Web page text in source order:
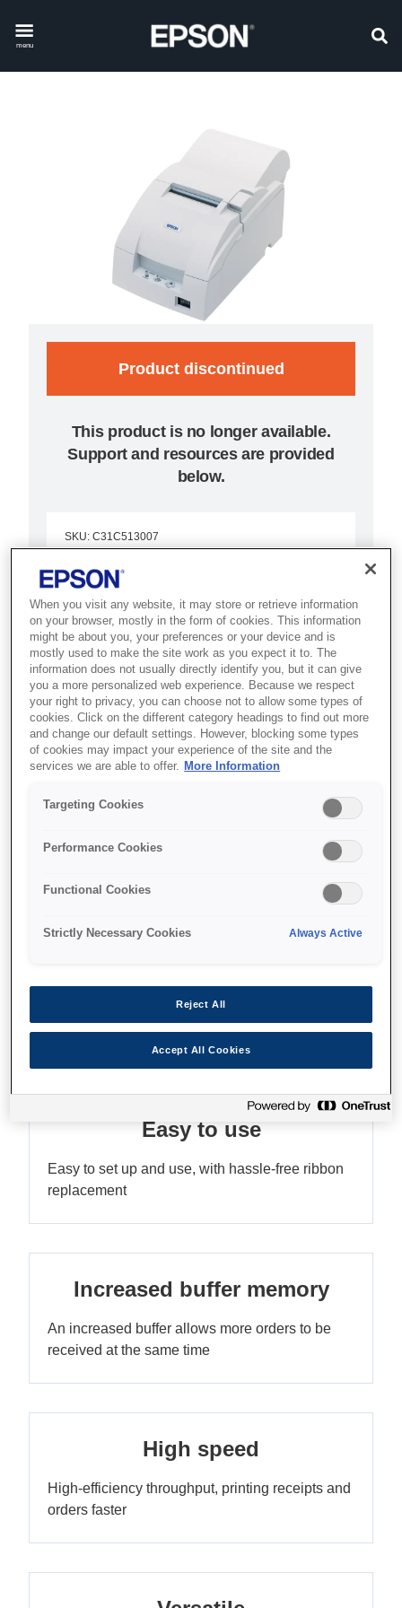
menu
Product discontinued
This product is no longer available.
Support and resources are provided
below.
SKU: C31C513007
TM-U220A (007):
Serial,NE PS, ECW
Kullanımı kolay ve çok yönlü,
çalışkan bir çalışana ihtiyacınız
varsa bu ideal nokta vuruşlu fiş
yazıcı
Nokta vuruşlu makbuz yazdırma
Bırakılan kağıt yükü
Özellikler
Easy to use
Easy to set up and use, with hassle-free ribbon
replacement
Increased buffer memory
An increased buffer allows more orders to be
received at the same time
High speed
High-efficiency throughput, printing receipts and
orders faster
When you visit any website, it may store or retrieve information
on your browser, mostly in the form of cookies. This information
might be about you, your preferences or your device and is
mostly used to make the site work as you expect it to. The
information does not usually directly identify you, but it can give
you a more personalized web experience. Because we respect
your right to privacy, you can choose not to allow some types of
cookies. Click on the different category headings to find out more
and change our default settings. However, blocking some types
of cookies may impact your experience of the site and the
services we are able to offer. More Information
Targeting Cookies
Performance Cookies
Functional Cookies
Strictly Necessary Cookies Always Active
Reject All
Accept All Cookies